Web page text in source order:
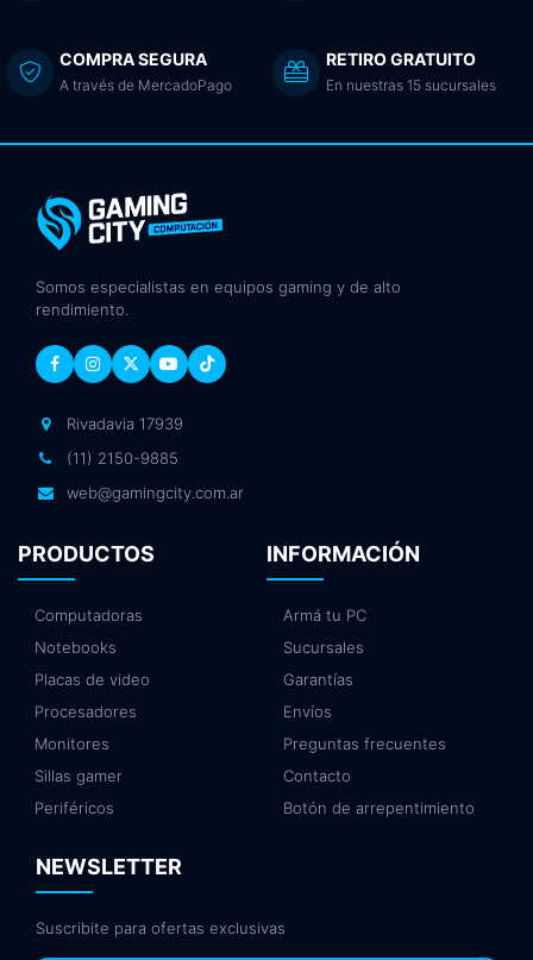
COMPRA SEGURA
A través de MercadoPago
RETIRO GRATUITO
En nuestras 15 sucursales
Somos especialistas en equipos gaming y de alto
rendimiento.
Rivadavia 17939
(11) 2150-9885
web@gamingcity.com.ar
PRODUCTOS
Computadoras
Notebooks
Placas de video
Procesadores
Monitores
Sillas gamer
Periféricos
INFORMACIÓN
Armá tu PC
Sucursales
Garantías
Envíos
Preguntas frecuentes
Contacto
Botón de arrepentimiento
NEWSLETTER
Suscribite para ofertas exclusivas